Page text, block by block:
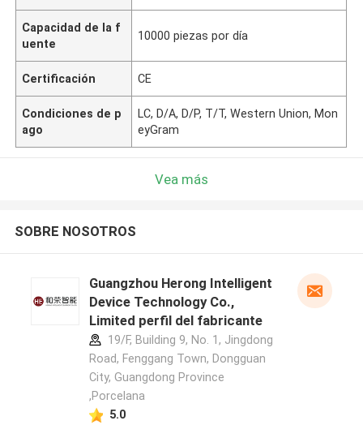
Capacidad de la f
uente
10000 piezas por día
Certificación CE
Condiciones de p
ago
LC, D/A, D/P, T/T, Western Union, Mon
eyGram
Vea más
SOBRE NOSOTROS
Guangzhou Herong Intelligent
Device Technology Co.,
Limited perfil del fabricante
19/F, Building 9, No. 1, Jingdong
Road, Fenggang Town, Dongguan
City, Guangdong Province
,Porcelana
5.0